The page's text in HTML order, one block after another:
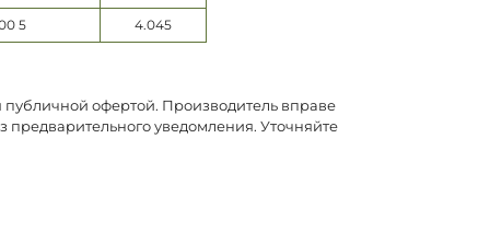
5 4.045
офертой. Производитель вправе
предварительного уведомления. Уточняйте